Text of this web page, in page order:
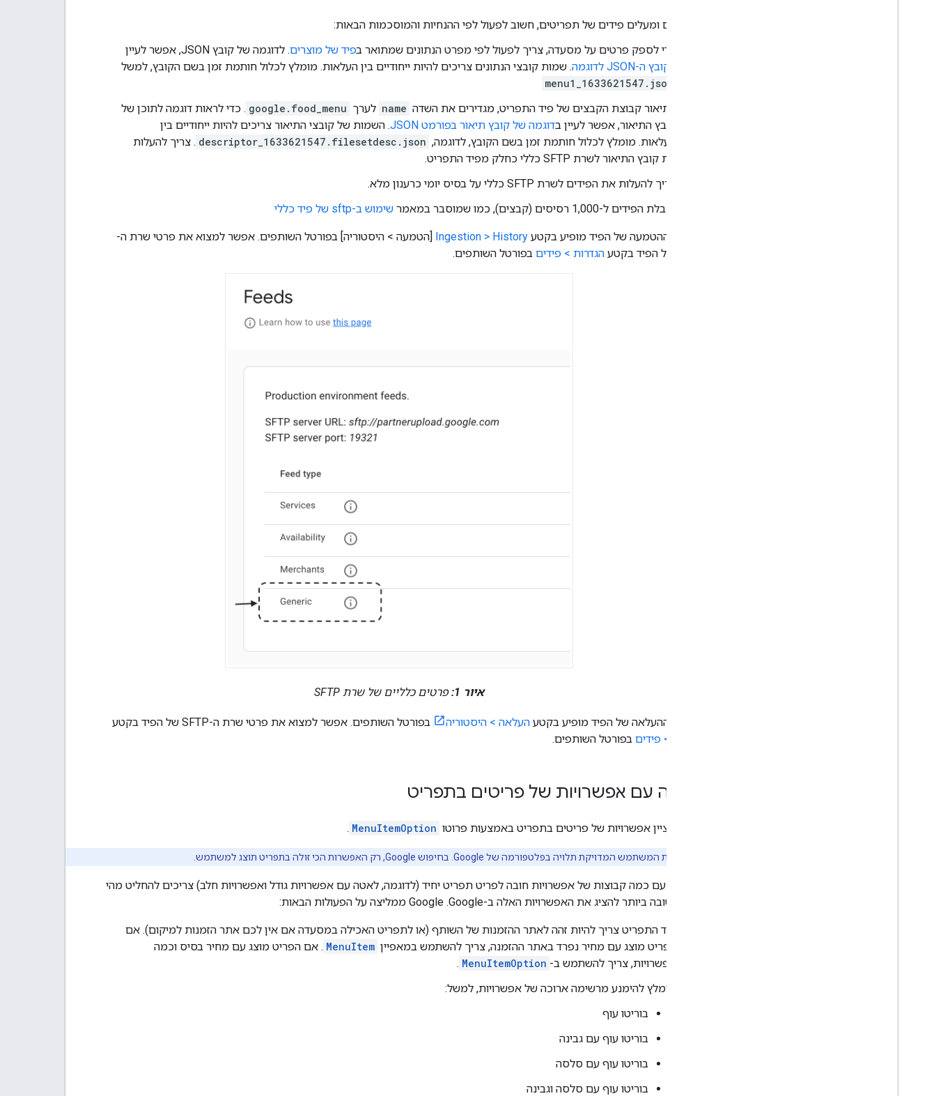
כשיוצרים ומעלים פידים של תפריטים, חשוב לפעול לפי ההנחיות והמוסכמות הבאות:
כדי לספק פרטים על מסעדה, צריך לפעול לפי מפרט הנתונים שמתואר בפיד של מוצרים
. לדוגמה של קובץ JSON, אפשר לעיין
קובץ ה-JSON לדוגמה
. שמות קובצי הנתונים צריכים להיות ייחודיים בין העלאות. מומלץ לכלול חותמת זמן בשם הקובץ, למשל
menu1_1633621547.json
בתיאור קבוצת הקבצים של פיד התפריט, מגדירים את השדה name לערך google.food_menu . כדי לראות דוגמה לתוכן של
קובץ התיאור, אפשר לעיין בדוגמה של קובץ תיאור בפורמט JSON
. השמות של קובצי התיאור צריכים להיות ייחודיים בין
העלאות. מומלץ לכלול חותמת זמן בשם הקובץ, לדוגמה, descriptor_1633621547.filesetdesc.json . צריך להעלות
את קובץ התיאור לשרת SFTP כללי כחלק מפיד התפריט.
צריך להעלות את הפידים לשרת SFTP כללי על בסיס יומי כרענון מלא.
הגבלת הפידים ל-1,000 רסיסים (קבצים), כמו שמוסבר במאמר
שימוש ב-sftp של פיד כללי
סטטוס ההטמעה של הפיד מופיע בקטע Ingestion > History [הטמעה > היסטוריה] בפורטל השותפים. אפשר למצוא את פרטי שרת ה-
הגדרות > פידים בפורטל השותפים.
איור 1: פרטים כלליים של שרת SFTP
סטטוס ההעלאה של הפיד מופיע בקטע העלאה > היסטוריה
בפורטל השותפים. אפשר למצוא את פרטי שרת ה-SFTP של הפיד בקטע
הגדרות > פידים בפורטל השותפים.
עבודה עם אפשרויות של פריטים בתפריט
אפשר לציין אפשרויות של פריטים בתפריט באמצעות פרוטו MenuItemOption
.
חוויית המשתמש המדויקת תלויה בפלטפורמה של Google. בחיפוש Google, רק האפשרות הכי זולה בתפריט תוצג למשתמש.
שותפים עם כמה קבוצות של אפשרויות חובה לפריט תפריט יחיד (לדוגמה, לאטה עם אפשרויות גודל ואפשרויות חלב) צריכים להחליט מהי
הדרך הטובה ביותר להציג את האפשרויות האלה ב-Google. ‫Google ממליצה על הפעולות הבאות:
פיד התפריט צריך להיות זהה לאתר ההזמנות של השותף (או לתפריט האכילה במסעדה אם אין לכם אתר הזמנות למיקום). אם
הפריט מוצג עם מחיר נפרד באתר ההזמנה, צריך להשתמש במאפיין MenuItem . אם הפריט מוצג עם מחיר בסיס וכמה
אפשרויות, צריך להשתמש ב- MenuItemOption
.
מומלץ להימנע מרשימה ארוכה של אפשרויות, למשל:
בוריטו עוף
בוריטו עוף עם גבינה
בוריטו עוף עם סלסה
בוריטו עוף עם סלסה וגבינה